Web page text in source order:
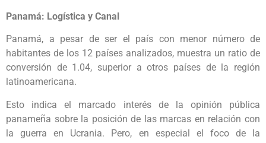
Panamá: Logística y Canal
Panamá, a pesar de ser el país con menor número de
habitantes de los 12 países analizados, muestra un ratio de
conversión de 1.04, superior a otros países de la región
latinoamericana.
Esto indica el marcado interés de la opinión pública
panameña sobre la posición de las marcas en relación con
la guerra en Ucrania. Pero, en especial el foco de la